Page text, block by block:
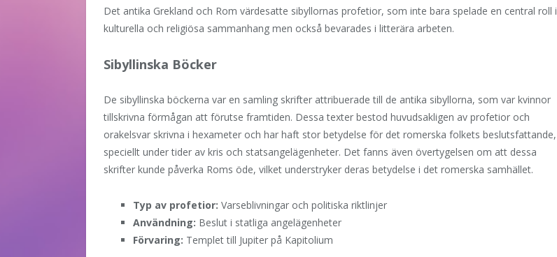
Det antika Grekland och Rom värdesatte sibyllornas profetior, som inte bara spelade en central roll i
kulturella och religiösa sammanhang men också bevarades i litterära arbeten.
Sibyllinska Böcker
De sibyllinska böckerna var en samling skrifter attribuerade till de antika sibyllorna, som var kvinnor
tillskrivna förmågan att förutse framtiden. Dessa texter bestod huvudsakligen av profetior och
orakelsvar skrivna i hexameter och har haft stor betydelse för det romerska folkets beslutsfattande,
speciellt under tider av kris och statsangelägenheter. Det fanns även övertygelsen om att dessa
skrifter kunde påverka Roms öde, vilket understryker deras betydelse i det romerska samhället.
Typ av profetior: Varseblivningar och politiska riktlinjer
Användning: Beslut i statliga angelägenheter
Förvaring: Templet till Jupiter på Kapitolium